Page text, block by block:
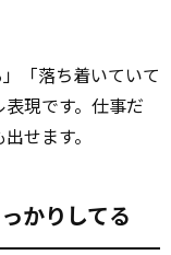
「落ち着いていて
現です。仕事だ
出せます。
かりしてる